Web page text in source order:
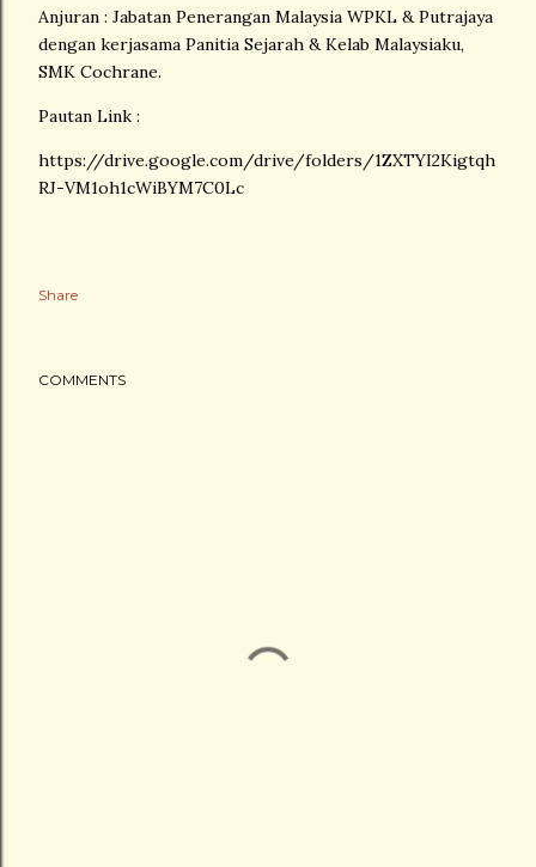
Anjuran : Jabatan Penerangan Malaysia WPKL & Putrajaya
dengan kerjasama Panitia Sejarah & Kelab Malaysiaku,
SMK Cochrane.
Pautan Link :
https://drive.google.com/drive/folders/1ZXTYI2Kigtqh
RJ-VM1oh1cWiBYM7C0Lc
Share
COMMENTS